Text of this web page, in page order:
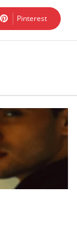
Pinterest